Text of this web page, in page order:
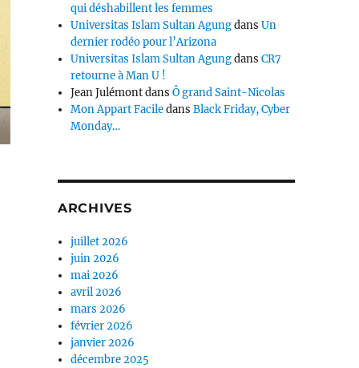
qui déshabillent les femmes
Universitas Islam Sultan AgungdansUn
dernier rodéo pour l’Arizona
Universitas Islam Sultan AgungdansCR7
retourne à Man U !
Jean JulémontdansÔ grand Saint-Nicolas
Mon Appart FaciledansBlack Friday, Cyber
Monday…
ARCHIVES
juillet 2026
juin 2026
mai 2026
avril 2026
mars 2026
février 2026
janvier 2026
décembre 2025